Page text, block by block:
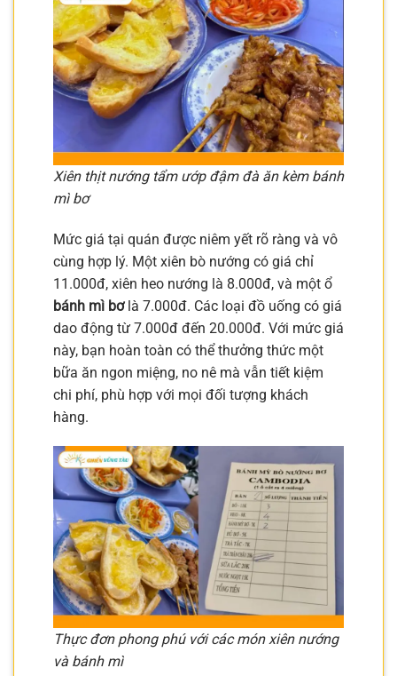
Xiên thịt nướng tẩm ướp đậm đà ăn kèm bánh
mì bơ
Mức giá tại quán được niêm yết rõ ràng và vô
cùng hợp lý. Một xiên bò nướng có giá chỉ
11.000đ, xiên heo nướng là 8.000đ, và một ổ
bánh mì bơlà 7.000đ. Các loại đồ uống có giá
dao động từ 7.000đ đến 20.000đ. Với mức giá
này, bạn hoàn toàn có thể thưởng thức một
bữa ăn ngon miệng, no nê mà vẫn tiết kiệm
chi phí, phù hợp với mọi đối tượng khách
hàng.
Thực đơn phong phú với các món xiên nướng
và bánh mì